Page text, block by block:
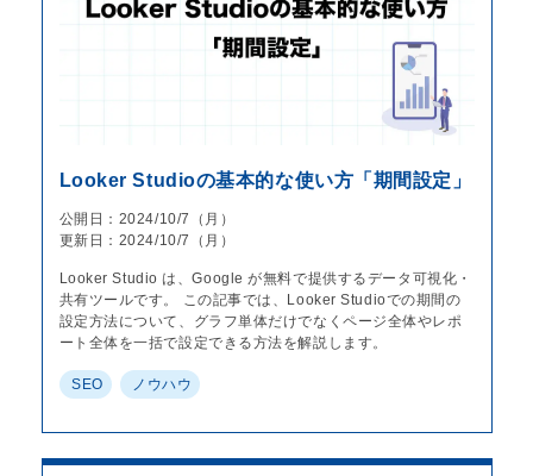
Looker Studioの基本的な使い方「期間設定」
公開日：2024/10/7（月）
更新日：2024/10/7（月）
Looker Studio は、Google が無料で提供するデータ可視化・
共有ツールです。 この記事では、Looker Studioでの期間の
設定方法について、グラフ単体だけでなくページ全体やレポ
ート全体を一括で設定できる方法を解説します。
SEO ノウハウ